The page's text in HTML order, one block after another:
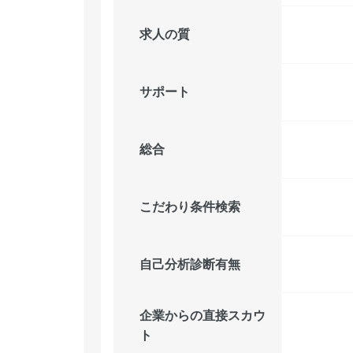
求人の質
サポート
総合
こだわり条件検索
自己分析診断有無
企業からの直接スカウ
ト